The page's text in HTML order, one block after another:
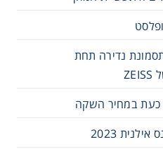
נדירה תחת
2023